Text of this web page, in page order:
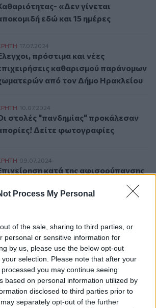
Process My Personal
of the sale, sharing to third parties, or
personal or sensitive information for
by us, please use the below opt-out
selection. Please note that after your
you may continue seeing
based on personal information utilized by
disclosed to third parties prior to
separately opt-out of the further
«Δεν γίνεται
εδώ και 15 ημέρες
πρόστιμα και νέες
17.07.2024
πρόστιμα και νέες
καθαρισμού παράνομων
από τον Δήμο Ηρακλείου
στολές "πανδημίας" προκάλεσαν
10.07.2024
στολές "πανδημίας" προκάλεσαν
Δείτε φωτογραφίες
κατά της αφισορύπανσης
09.07.2024
κατά της αφισορύπανσης
Σελιδοποίηση
Προηγούμενη σελίδα
Current page
2 Next page
Δημοφιλή